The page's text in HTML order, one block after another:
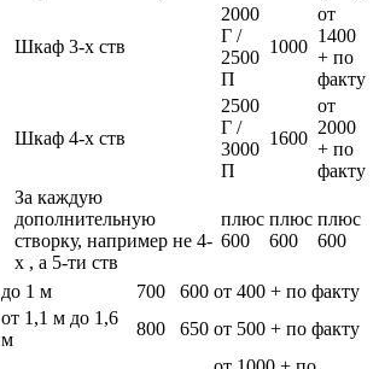
Шкаф 3-х ств
2000
Г /
2500
П
1000
от
1400
+ по
факту
Шкаф 4-х ств
2500
Г /
3000
П
1600
от
2000
+ по
факту
За каждую
дополнительную
створку, например не 4-
х , а 5-ти ств
плюс
600
плюс
600
плюс
600
до 1 м 700 600 от 400 + по факту
от 1,1 м до 1,6
м
800 650 от 500 + по факту